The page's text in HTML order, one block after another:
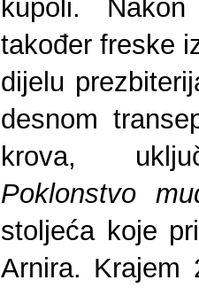
kupoli.
također freske
dijelu
desnom
krova,
Poklonstvo
stoljeća koje
Arnira. Krajem